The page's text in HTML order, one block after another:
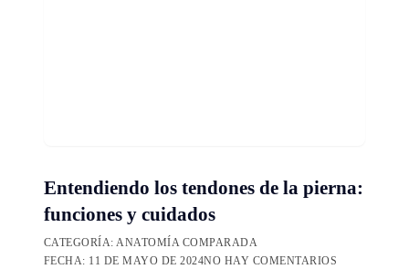
Entendiendo los tendones de la pierna:
funciones y cuidados
CATEGORÍA:ANATOMÍA COMPARADA
FECHA: 11 DE MAYO DE 2024NO HAY COMENTARIOS